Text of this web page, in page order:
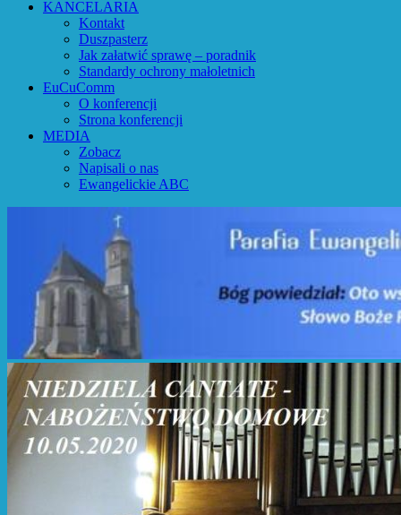
KANCELARIA
Kontakt
Duszpasterz
Jak załatwić sprawę – poradnik
Standardy ochrony małoletnich
EuCuComm
O konferencji
Strona konferencji
MEDIA
Zobacz
Napisali o nas
Ewangelickie ABC